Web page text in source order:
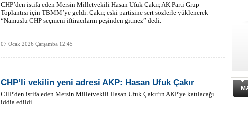
CHP’den istifa eden Mersin Milletvekili Hasan Ufuk Çakır, AK Parti Grup
Toplantısı için TBMM’ye geldi. Çakır, eski partisine sert sözlerle yüklenerek
“Namuslu CHP seçmeni iftiracıların peşinden gitmez” dedi.
07 Ocak 2026 Çarşamba 12:45
CHP’li vekilin yeni adresi AKP: Hasan Ufuk Çakır
CHP'den istifa eden Mersin Milletvekili Hasan Ufuk Çakır'ın AKP'ye katılacağı
iddia edildi.